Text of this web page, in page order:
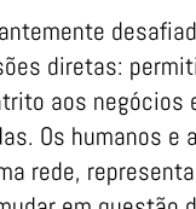
diretas:
aos negócios
Os humanos
rede,